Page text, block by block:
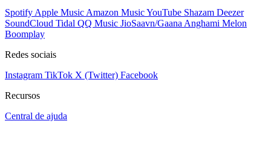
Spotify Apple Music Amazon MusicYouTube Shazam Deezer
SoundCloud Tidal QQ Music JioSaavn/Gaana Anghami Melon
Boomplay
Redes sociais
Instagram TikTok X (Twitter) Facebook
Recursos
Central de ajuda